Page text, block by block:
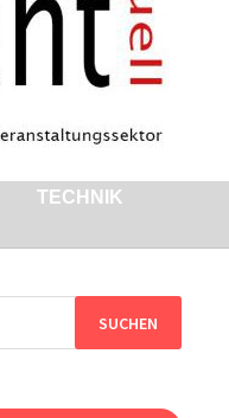
TECHNIK